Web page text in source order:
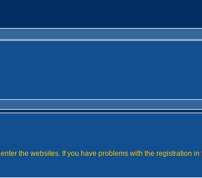
the websites. If you have problems with the registration